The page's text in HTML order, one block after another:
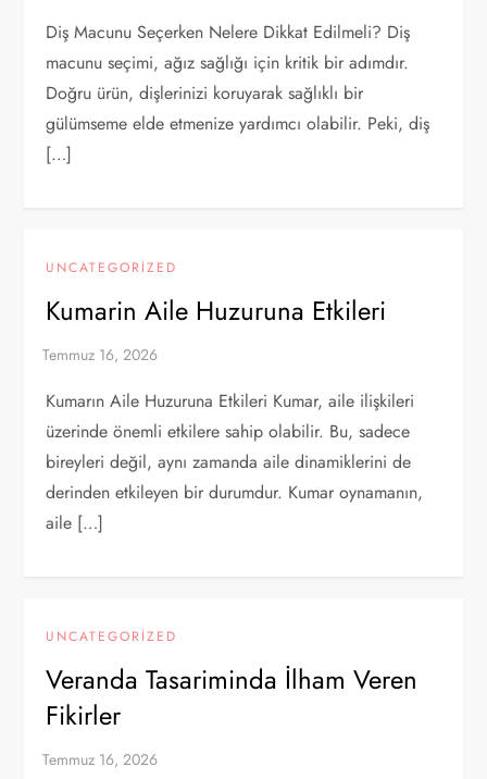
Diş Macunu Seçerken Nelere Dikkat Edilmeli? Diş
macunu seçimi, ağız sağlığı için kritik bir adımdır.
Doğru ürün, dişlerinizi koruyarak sağlıklı bir
gülümseme elde etmenize yardımcı olabilir. Peki, diş
[…]
UNCATEGORIZED
Kumarin Aile Huzuruna Etkileri
Kumarın Aile Huzuruna Etkileri Kumar, aile ilişkileri
üzerinde önemli etkilere sahip olabilir. Bu, sadece
bireyleri değil, aynı zamanda aile dinamiklerini de
derinden etkileyen bir durumdur. Kumar oynamanın,
aile […]
UNCATEGORIZED
Veranda Tasariminda İlham Veren
Fikirler